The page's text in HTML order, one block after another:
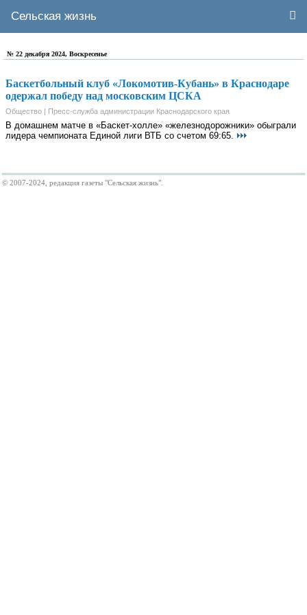
Сельская жизнь
№ 22 декабря 2024, Воскресенье
Баскетбольный клуб «Локомотив-Кубань» в Краснодаре
одержал победу над московским ЦСКА
Общество | Пресс-служба администрации Краснодарского края
В домашнем матче в «Баскет-холле» «железнодорожники» обыграли
лидера чемпионата Единой лиги ВТБ со счетом 69:65.
© 2007-2024, редакция газеты "Сельская жизнь".